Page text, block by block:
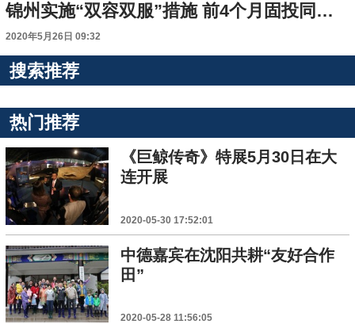
锦州实施“双容双服”措施 前4个月固投同比增长25.5%
2020年5月26日 09:32
搜索推荐
热门推荐
《巨鲸传奇》特展5月30日在大
连开展
2020-05-30 17:52:01
中德嘉宾在沈阳共耕“友好合作
田”
2020-05-28 11:56:05